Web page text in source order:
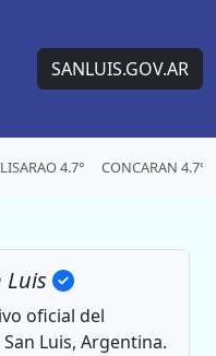
SANLUIS.GOV.AR
4.7° CONCARAN 4.7°
Luis
oficial del
Luis, Argentina.